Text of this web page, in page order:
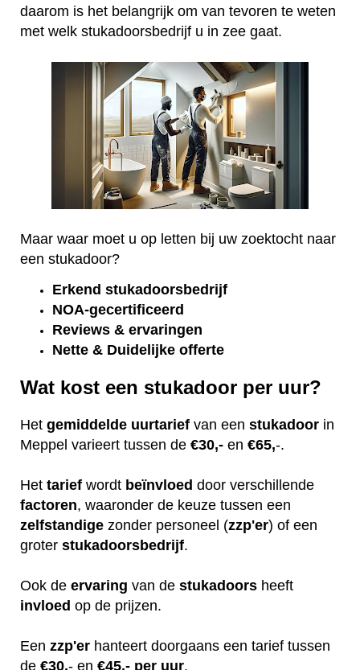
daarom is het belangrijk om van tevoren te weten
met welk stukadoorsbedrijf u in zee gaat.
Maar waar moet u op letten bij uw zoektocht naar
een stukadoor?
Erkend stukadoorsbedrijf
NOA-gecertificeerd
Reviews & ervaringen
Nette & Duidelijke offerte
Wat kost een stukadoor per uur?
Het gemiddelde uurtarief van een stukadoor in
Meppel varieert tussen de €30,- en €65,-.
Het tarief wordt beïnvloed door verschillende
factoren, waaronder de keuze tussen een
zelfstandige zonder personeel (zzp'er) of een
groter stukadoorsbedrijf.
Ook de ervaring van de stukadoors heeft
invloed op de prijzen.
Een zzp'er hanteert doorgaans een tarief tussen
de €30,- en €45,- per uur.